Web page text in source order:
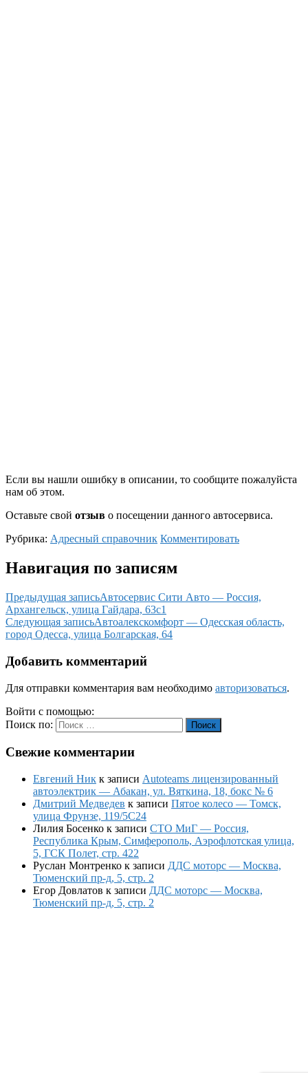
Если вы нашли ошибку в описании, то сообщите пожалуйста
нам об этом.
Оставьте свой отзыв о посещении данного автосервиса.
Рубрика: Адресный справочник Комментировать
Навигация по записям
Предыдущая записьАвтосервис Сити Авто — Россия,
Архангельск, улица Гайдара, 63с1
Следующая записьАвтоалекскомфорт — Одесская область,
город Одесса, улица Болгарская, 64
Добавить комментарий
Для отправки комментария вам необходимо авторизоваться.
Войти с помощью:
Поиск по:
Поиск
Свежие комментарии
Евгений Ник к записи Autoteams лицензированный
автоэлектрик — Абакан, ул. Вяткина, 18, бокс № 6
Дмитрий Медведев к записи Пятое колесо — Томск,
улица Фрунзе, 119/5С24
Лилия Босенко к записи СТО МиГ — Россия,
Республика Крым, Симферополь, Аэрофлотская улица,
5, ГСК Полет, стр. 422
Руслан Монтренко к записи ДДС моторс — Москва,
Тюменский пр-д, 5, стр. 2
Егор Довлатов к записи ДДС моторс — Москва,
Тюменский пр-д, 5, стр. 2